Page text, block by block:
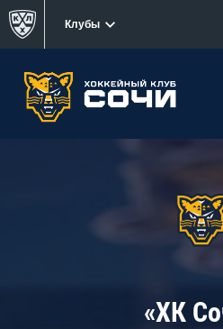
Клубы
«ХК